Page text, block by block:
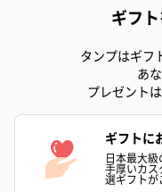
リラックスグッズ
リラックスグッズを同梱
ギフ
タンプはギフ
あ
プレゼント
ギフトに
日本最大
手厚いカス
選ギフトが